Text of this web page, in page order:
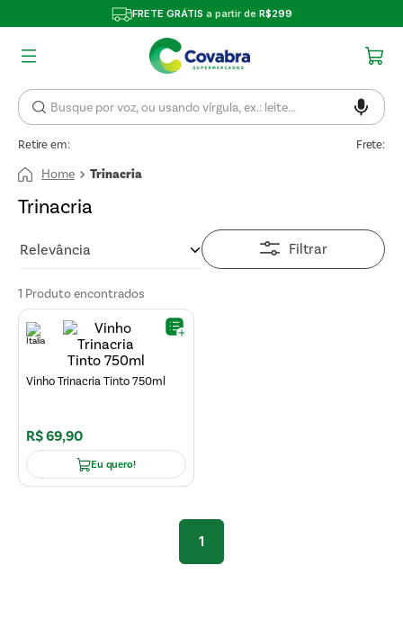
FRETE GRÁTIS a partir de R$299
Retire em: Frete:
Trinacria
Trinacria
Relevância Filtrar
1 Produto
Vinho Trinacria Tinto 750ml
R$69,90
Eu quero!
1